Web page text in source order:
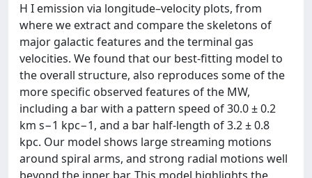
H I emission via longitude–velocity plots, from
where we extract and compare the skeletons of
major galactic features and the terminal gas
velocities. We found that our best-fitting model to
the overall structure, also reproduces some of the
more specific observed features of the MW,
including a bar with a pattern speed of 30.0 ± 0.2
km s−1 kpc−1, and a bar half-length of 3.2 ± 0.8
kpc. Our model shows large streaming motions
around spiral arms, and strong radial motions well